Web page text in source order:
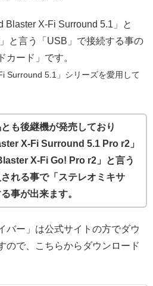
Blaster X-Fi Surround 5.1」と
と言う「USB」で接続する事の
カード」です。
Surround 5.1」シリーズを愛用して
も後継機が発売しており
X-Fi Surround 5.1 Pro r2」
X-Fi Go! Pro r2」と言う
れる事で「ステレオミキサ
事が出来ます。
バー」は公式サイトの方でダウ
ので、こちらからダウンロード